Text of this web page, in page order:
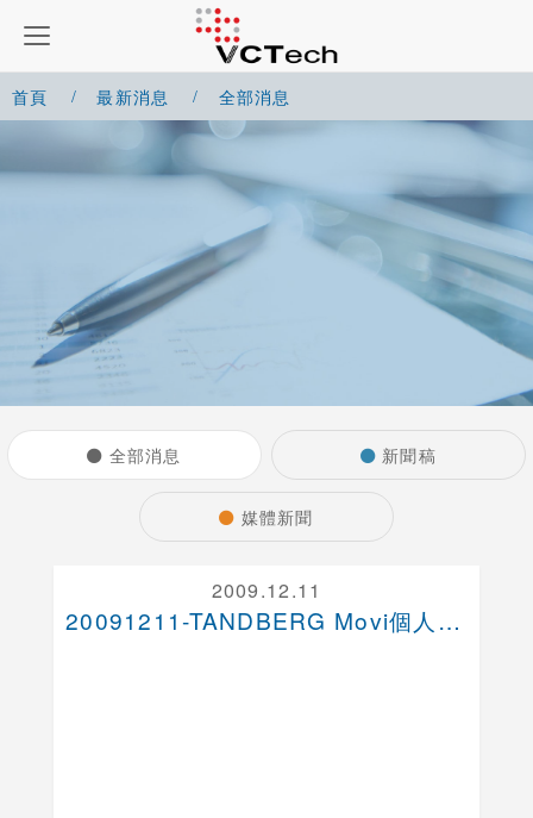
首頁 最新消息 全部消息
全部消息 新聞稿
媒體新聞
2009.12.11
20091211-TANDBERG Movi個人電....